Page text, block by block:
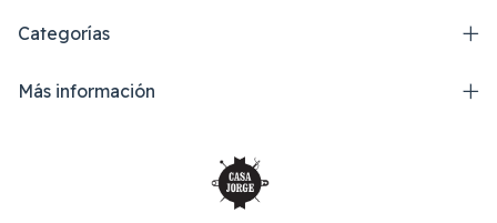
Categorías
Más información